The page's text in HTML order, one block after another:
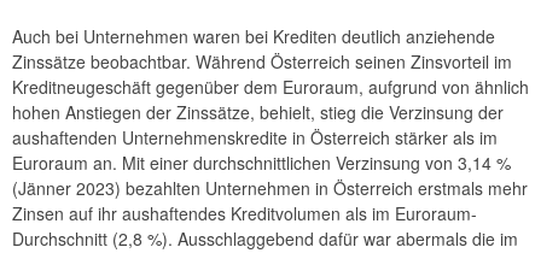
Auch bei Unternehmen waren bei Krediten deutlich anziehende
Zinssätze beobachtbar. Während Österreich seinen Zinsvorteil im
Kreditneugeschäft gegenüber dem Euroraum, aufgrund von ähnlich
hohen Anstiegen der Zinssätze, behielt, stieg die Verzinsung der
aushaftenden Unternehmenskredite in Österreich stärker als im
Euroraum an. Mit einer durchschnittlichen Verzinsung von 3,14 %
(Jänner 2023) bezahlten Unternehmen in Österreich erstmals mehr
Zinsen auf ihr aushaftendes Kreditvolumen als im Euroraum-
Durchschnitt (2,8 %). Ausschlaggebend dafür war abermals die im